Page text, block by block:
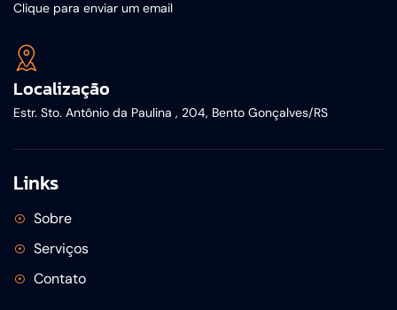
Clique para enviar um email
Localização
Estr. Sto. Antônio da Paulina , 204, Bento Gonçalves/RS
Links
Sobre
Serviços
Contato